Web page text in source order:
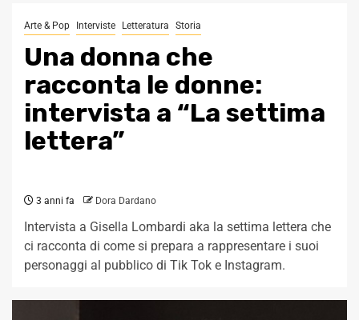
Arte & Pop Interviste Letteratura Storia
Una donna che
racconta le donne:
intervista a “La settima
lettera”
3 anni fa Dora Dardano
Intervista a Gisella Lombardi aka la settima lettera che
ci racconta di come si prepara a rappresentare i suoi
personaggi al pubblico di Tik Tok e Instagram.